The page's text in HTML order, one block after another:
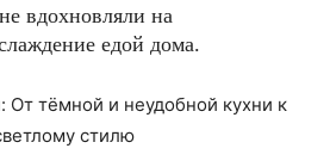
вдохновляли на
едой дома.